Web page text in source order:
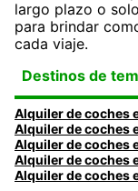
largo plazo o
para brindar
cada viaje.
Destinos de